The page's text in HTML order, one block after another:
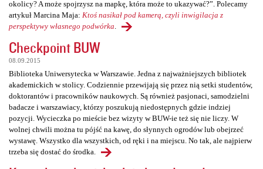
okolicy? A może spojrzysz na mapkę, która może to ukazywać?”. Polecamy
artykuł Marcina Maja: Ktoś nasikał pod kamerą, czyli inwigilacja z
perspektywy własnego podwórka
Checkpoint BUW
08.09.2015
Biblioteka Uniwersytecka w Warszawie. Jedna z najważniejszych bibliotek
akademickich w stolicy. Codziennie przewijają się przez nią setki studentów,
doktorantów i pracowników naukowych. Są również pasjonaci, samodzielni
badacze i warszawiacy, którzy poszukują niedostępnych gdzie indziej
pozycji. Wycieczka po mieście bez wizyty w BUW-ie też się nie liczy. W
wolnej chwili można tu pójść na kawę, do słynnych ogrodów lub obejrzeć
wystawę. Wszystko dla wszystkich, od ręki i na miejscu. No tak, ale najpierw
trzeba się dostać do środka.